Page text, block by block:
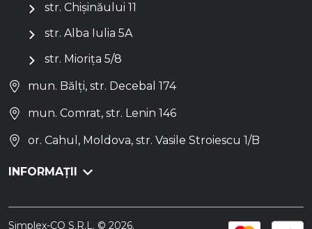
str. Chișinăului 11
str. Alba Iulia 5A
str. Miorița 5/8
mun. Bălți, str. Decebal 174
mun. Comrat, str. Lenin 146
or. Cahul, Moldova, str. Vasile Stroiescu 1/B
INFORMAȚII
Simplex-CO S.R.L. © 2026.